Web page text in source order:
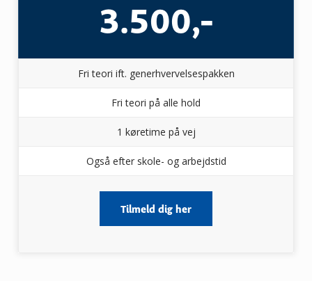
3.500,-
Fri teori ift. generhvervelsespakken
Fri teori på alle hold
1 køretime på vej
Også efter skole- og arbejdstid
Tilmeld dig her